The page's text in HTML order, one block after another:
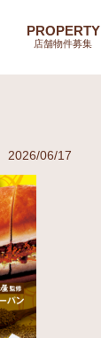
PROPERTY
店舗物件募集
2026/06/17